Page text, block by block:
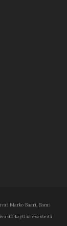
Marko Saari, Sami
käyttää evästeitä